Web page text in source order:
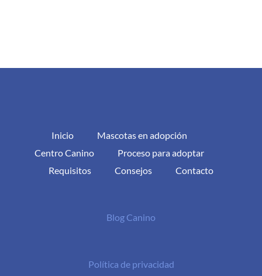
Inicio
Mascotas en adopción
Centro Canino
Proceso para adoptar
Requisitos
Consejos Contacto
Blog Canino
Política de privacidad